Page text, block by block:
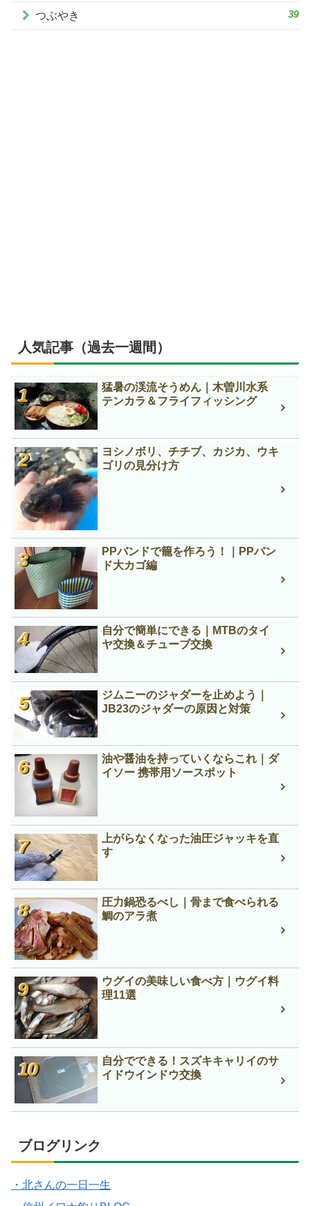
つぶやき 39
人気記事（過去一週間）
猛暑の渓流そうめん｜木曽川水系
テンカラ＆フライフィッシング
ヨシノボリ、チチブ、カジカ、ウキ
ゴリの見分け方
PPバンドで籠を作ろう！｜PPバン
ド大カゴ編
自分で簡単にできる｜MTBのタイ
ヤ交換＆チューブ交換
ジムニーのジャダーを止めよう｜
JB23のジャダーの原因と対策
油や醤油を持っていくならこれ｜ダ
イソー 携帯用ソースポット
上がらなくなった油圧ジャッキを直
す
圧力鍋恐るべし｜骨まで食べられる
鯛のアラ煮
ウグイの美味しい食べ方｜ウグイ料
理11選
自分でできる！スズキキャリイのサ
イドウインドウ交換
ブログリンク
・北さんの一日一生